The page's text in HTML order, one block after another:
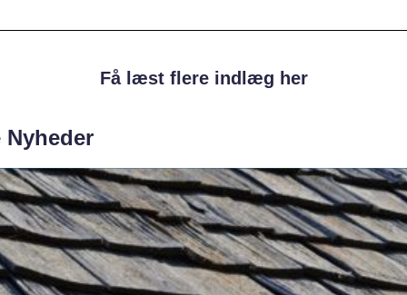
Få læst flere indlæg her
Nyheder